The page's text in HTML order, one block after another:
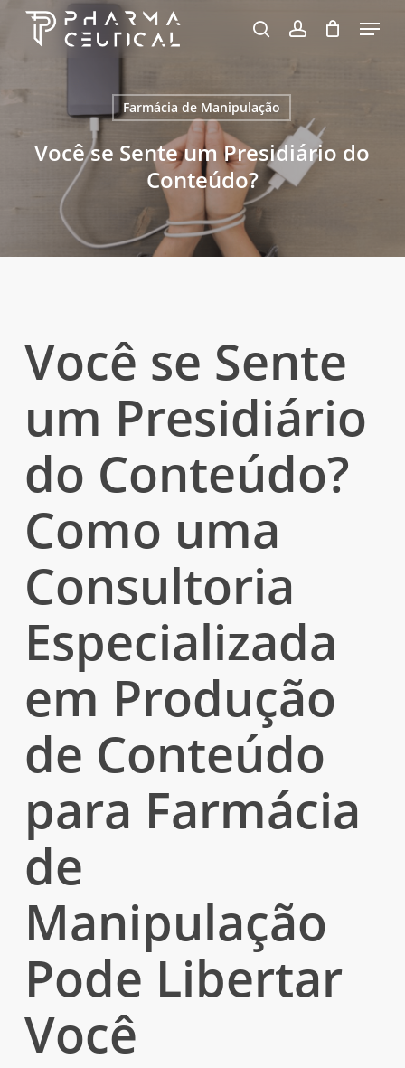
pesquisaaccount
Menu
Carrinho Fechar
Farmácia de Manipulação
Você se Sente um Presidiário do
Conteúdo?
Você se Sente
um Presidiário
do Conteúdo?
Como uma
Consultoria
Especializada
em Produção
de Conteúdo
para Farmácia
de
Manipulação
Pode Libertar
Você